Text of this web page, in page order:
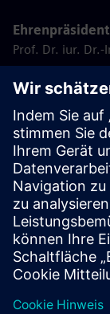
Ehrenpräsident
Prof. Dr. iur. Dr.-
Vom
delegierte
Ing. Paul
der Siemens
Klaus Höbarth
Michael Schnabel
Eveline Zauner
Stand: